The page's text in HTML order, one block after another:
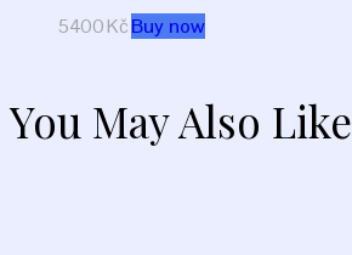
5400KčBuy now
You May Also Like